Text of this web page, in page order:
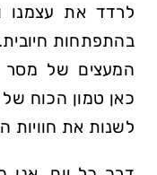
לרדד את עצמנו
בהתפתחות
המעצים של מסר
כאן טמון הכוח
לשנות את חוויות